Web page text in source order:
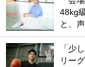
48kg
と、
「少
リー